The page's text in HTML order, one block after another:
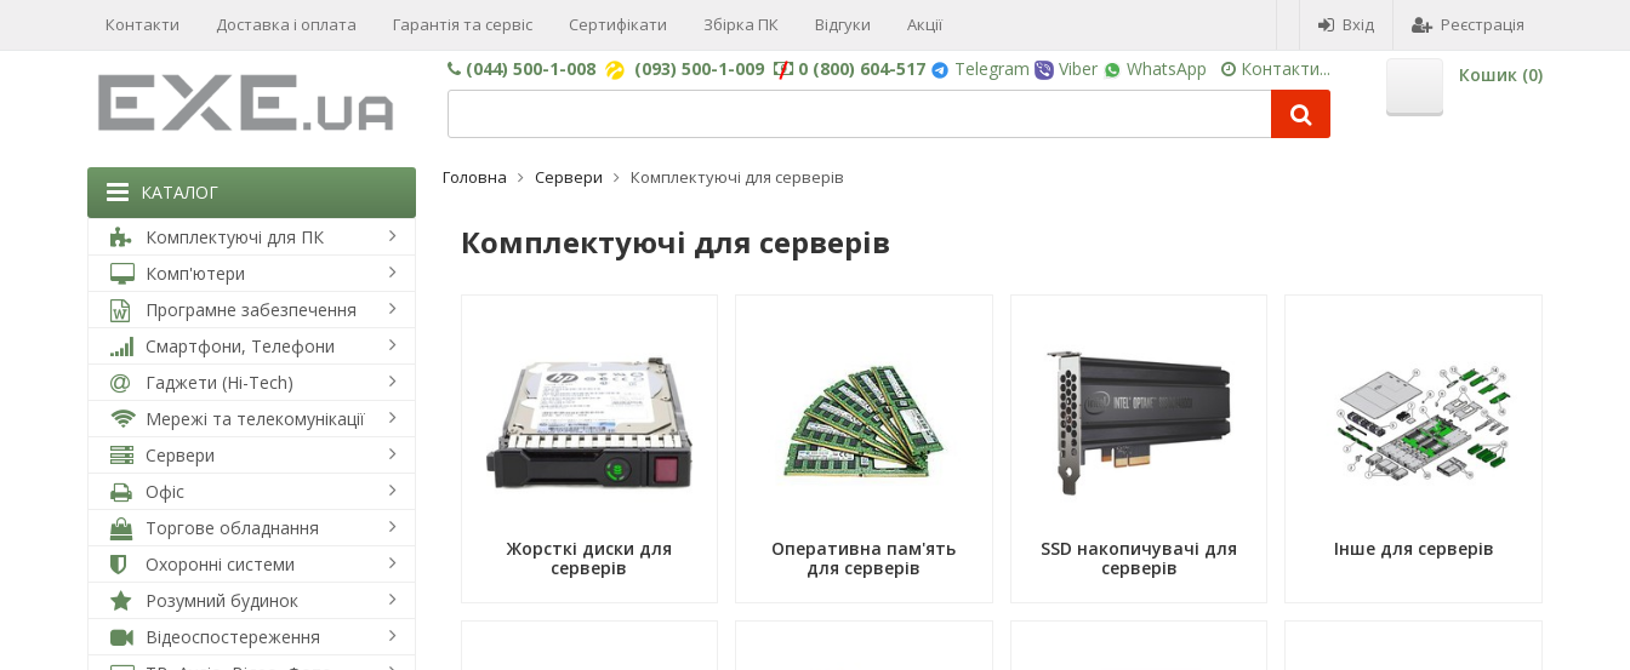
Контакти Доставка і оплата Гарантія та сервіс Сертифікати Збірка ПК Відгуки Акції Вхід Реєстрація
(044) 500-1-008 (093) 500-1-009 0 (800) 604-517 Telegram Viber WhatsApp Контакти... Кошик (0)
Головна Сервери Комплектуючі для серверів
Комплектуючі для серверів
Жорсткі диски для
серверів
Оперативна пам'ять
для серверів
SSD накопичувачі для
серверів
Інше для серверів
КАТАЛОГ
Комплектуючі для ПК
Комп'ютери
Програмне забезпечення
Смартфони, Телефони
Гаджети (Hi-Tech)
Мережі та телекомунікації
Сервери
Офіс
Торгове обладнання
Охоронні системи
Розумний будинок
Відеоспостереження